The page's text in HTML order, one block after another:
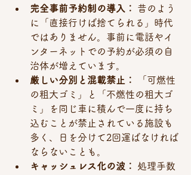
完全事前予約制の導入：
昔のよう
に「直接行けば捨てられる」時代
ではありません。事前に電話やイ
ンターネットでの予約が必須の自
治体が増えています。
厳しい分別と混載禁止：
「可燃性
の粗大ゴミ」と「不燃性の粗大ゴ
ミ」を同じ車に積んで一度に持ち
込むことが禁止されている施設も
多く、日を分けて2回運ばなければ
ならないことも。
キャッシュレス化の波：
処理手数